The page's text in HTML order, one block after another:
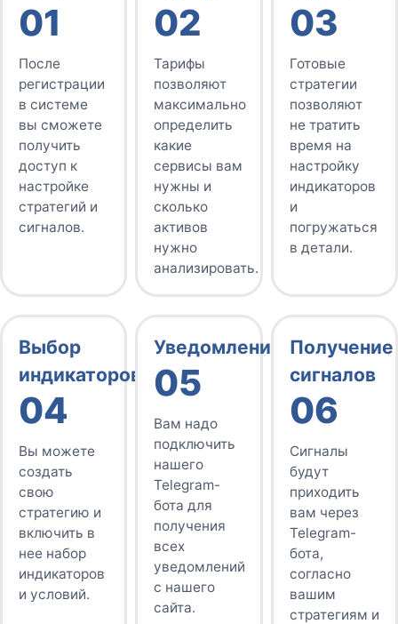
01
После
регистрации
в системе
вы сможете
получить
доступ к
настройке
стратегий и
сигналов.
02
Тарифы
позволяют
максимально
определить
какие
сервисы вам
нужны и
сколько
активов
нужно
анализировать.
03
Готовые
стратегии
позволяют
не тратить
время на
настройку
индикаторов
и
погружаться
в детали.
Выбор
индикаторов
04
Вы можете
создать
свою
стратегию и
включить в
нее набор
индикаторов
и условий.
Уведомления
05
Вам надо
подключить
нашего
Telegram-
бота для
получения
всех
уведомлений
с нашего
сайта.
Получение
сигналов
06
Сигналы
будут
приходить
вам через
Telegram-
бота,
согласно
вашим
стратегиям и